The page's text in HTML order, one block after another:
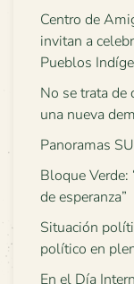
Centro de
invitan a
Pueblos
No se trata de
una nueva
Panoramas
Bloque Verde:
de esperanza”
Situación
político en
En el Día